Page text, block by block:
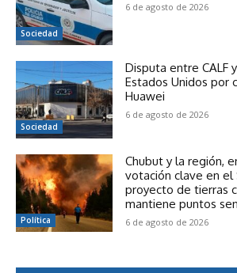
Sociedad
6 de agosto de 2026
Sociedad
Disputa entre CALF
Estados Unidos por
Huawei
6 de agosto de 2026
Política
Chubut y la región,
votación clave en el
proyecto de tierras
mantiene puntos
6 de agosto de 2026